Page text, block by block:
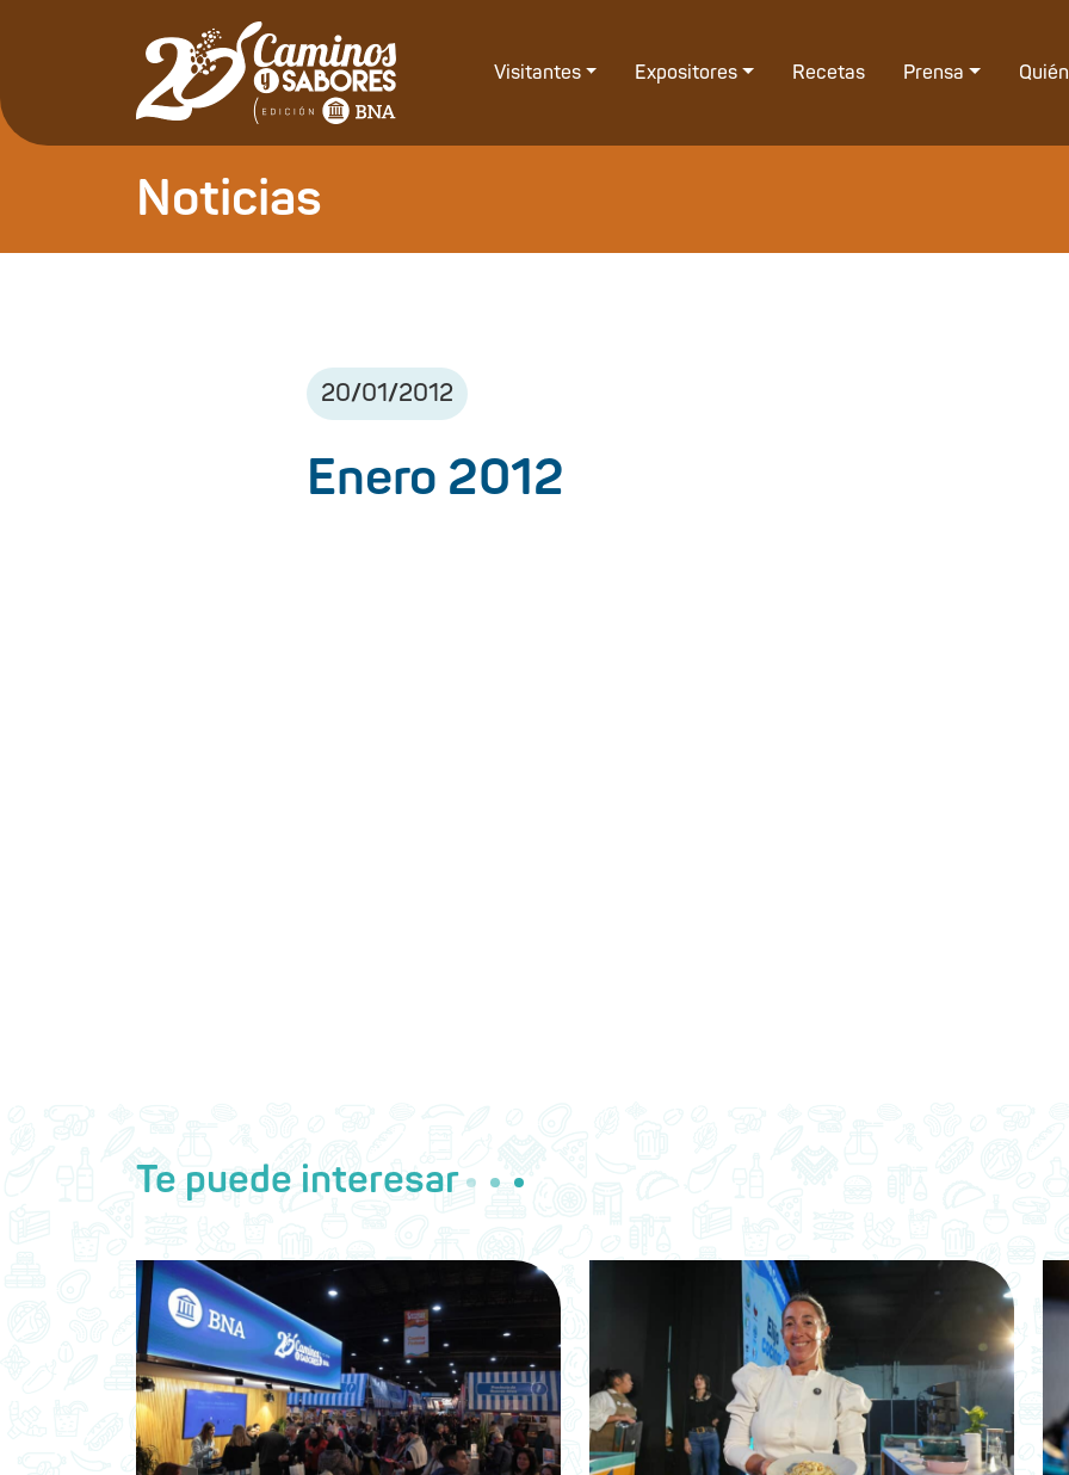
Visitantes Expositores Recetas Prensa
Noticias
20/01/2012
Enero 2012
Te puede interesar